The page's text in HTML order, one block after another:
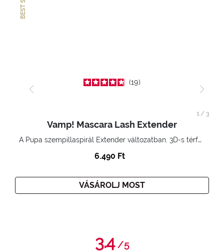
19
Vamp! Mascara Lash Extender
A Pupa szempillaspirál Extender változatban. 3D-s térfogatnövelő hatás. Hihetetlenül hosszú és göndör szempillák
6.490 Ft
VÁSÁROLJ MOST
1/ 3
3.4/5